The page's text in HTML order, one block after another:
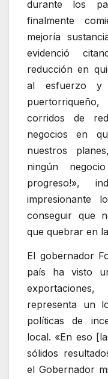
durante los
finalmente
mejoría
evidenció
reducción en
al esfuerzo y
corridos de
negocios en
nuestros
ningún
progreso!»,
impresionante
conseguir que
que quebrar en
El gobernador
país ha visto
representa un
políticas de
local. «En eso
sólidos
el Gobernador